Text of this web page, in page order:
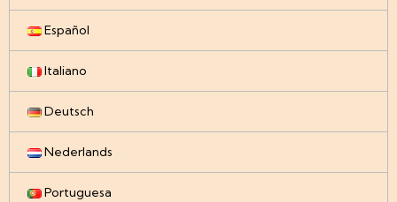
Español
Italiano
Deutsch
Nederlands
Portuguesa